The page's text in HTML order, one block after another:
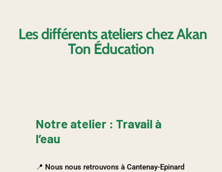
Les différents ateliers chez Akan
Ton Éducation
Notre atelier : Travail à
l’eau
📍 Nous nous retrouvons à Cantenay-Epinard